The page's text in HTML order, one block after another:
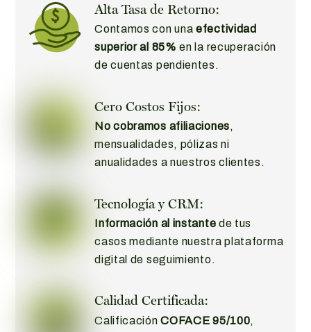
Alta Tasa de Retorno:
Contamos con unaefectividad
superior al 85% en la recuperación
de cuentas pendientes.
Cero Costos Fijos:
No cobramos afiliaciones,
mensualidades, pólizas ni
anualidades a nuestros clientes.
Tecnología y CRM:
Información al instante de tus
casos mediante nuestra plataforma
digital de seguimiento.
Calidad Certificada:
CalificaciónCOFACE 95/100,